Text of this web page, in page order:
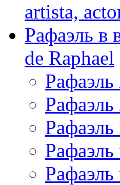
artista,
Рафаэль в
de Raphael